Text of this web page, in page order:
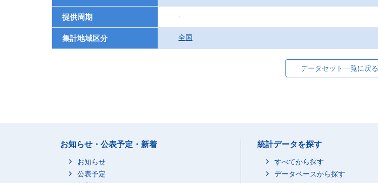
提供周期 -
集計地域区分 全国
データセット一覧に戻る
お知らせ・公表予定・新着
お知らせ
公表予定
統計データを探す
すべてから探す
データベースから探す